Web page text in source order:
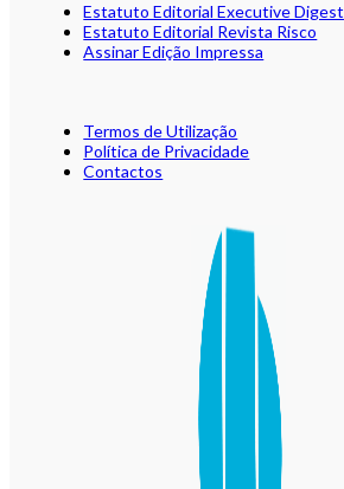
Estatuto Editorial Executive Digest
Estatuto Editorial Revista Risco
Assinar Edição Impressa
Termos de Utilização
Política de Privacidade
Contactos